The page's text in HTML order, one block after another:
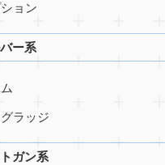
ョン
ー系
ラッジ
ガン系